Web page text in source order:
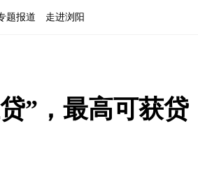
题报道 走进浏阳
”，最高可获贷